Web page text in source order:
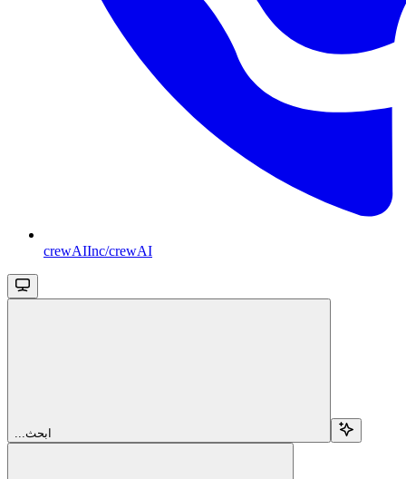
crewAIInc/crewAI
...ابحث